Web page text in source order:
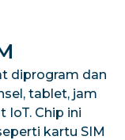
diprogram dan
tablet, jam
IoT. Chip ini
kartu SIM